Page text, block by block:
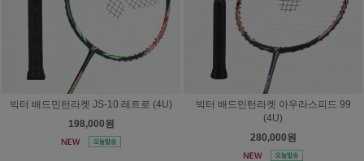
빅터 배드민턴라켓 JS-10 레트로 (4U)
198,000원
빅터 배드민턴라켓 아우라스피드 99
(4U)
280,000원